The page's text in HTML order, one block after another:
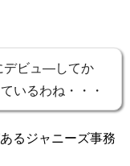
デビュ―してか
いるわね・・・
るジャニーズ事務